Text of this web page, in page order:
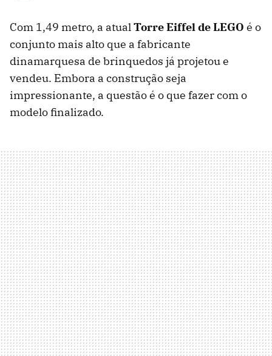
Com 1,49 metro, a atualTorre Eiffel de LEGO é o
conjunto mais alto que a fabricante
dinamarquesa de brinquedos já projetou e
vendeu. Embora a construção seja
impressionante, a questão é o que fazer com o
modelo finalizado.